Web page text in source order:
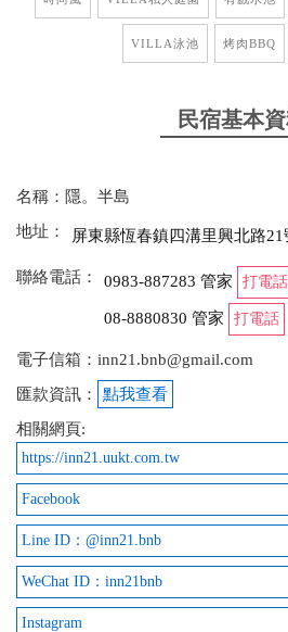
VILLA泳池 烤肉BBQ
民宿基本
名稱：隱。半島
地址：
屏東縣恆春鎮四溝里興北路21
聯絡電話： 0983-887283 管家 打電話
08-8880830 管家 打電話
電子信箱：inn21.bnb@gmail.com
匯款資訊：
點我查看
相關網頁:
https://inn21.uukt.com.tw
Facebook
Line ID：@inn21.bnb
WeChat ID：inn21bnb
Instagram